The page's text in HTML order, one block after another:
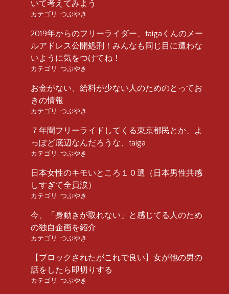
いて考えてみよう
カテゴリ: つぶやき
2019年からのフリーライダー、taigaくんのメー
ルアドレス公開処刑！みんなも同じ目に遭わな
いように気をつけてね！
カテゴリ: つぶやき
お金がない、給料が少ない人のためのとってお
きの情報
カテゴリ: つぶやき
７年間フリーライドしてくる東京都民とか、よ
っぽど底辺なんだろうな、taiga
カテゴリ: つぶやき
日本女性のキモいところ１０選（日本男性共感
しすぎて全員涙）
カテゴリ: つぶやき
今、「身動きが取れない」と感じてる人のため
の独自企画を紹介
カテゴリ: つぶやき
【ブロックされたがこれで良い】女が他の男の
話をしたら即切りする
カテゴリ: つぶやき